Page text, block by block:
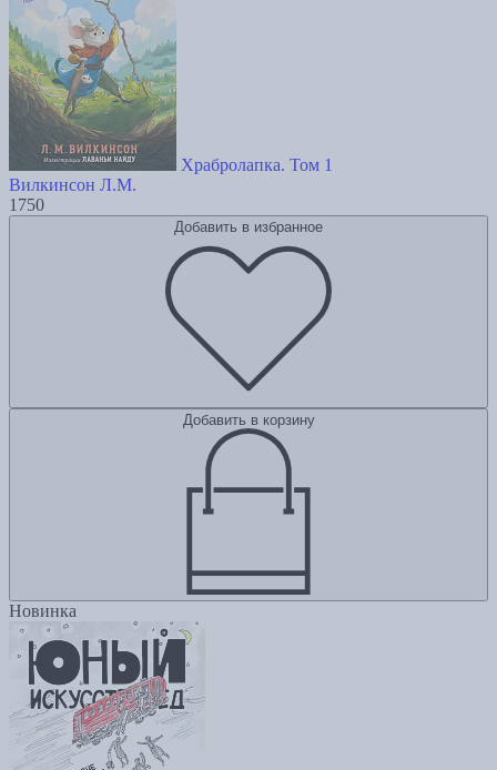
Храбролапка. Том 1
Вилкинсон Л.М.
1750
Добавить в избранное
Добавить в корзину
Новинка